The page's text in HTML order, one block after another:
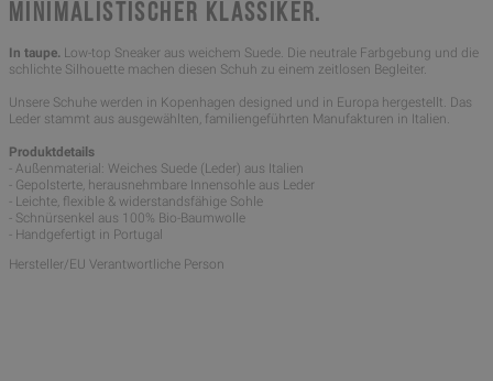
MINIMALISTISCHER KLASSIKER.
In taupe. Low-top Sneaker aus weichem Suede. Die neutrale Farbgebung und die
schlichte Silhouette machen diesen Schuh zu einem zeitlosen Begleiter.
Unsere Schuhe werden in Kopenhagen designed und in Europa hergestellt. Das
Leder stammt aus ausgewählten, familiengeführten Manufakturen in Italien.
Produktdetails
- Außenmaterial: Weiches Suede (Leder) aus Italien
- Gepolsterte, herausnehmbare Innensohle aus Leder
- Leichte, flexible & widerstandsfähige Sohle
- Schnürsenkel aus 100% Bio-Baumwolle
- Handgefertigt in Portugal
Hersteller/EU Verantwortliche Person